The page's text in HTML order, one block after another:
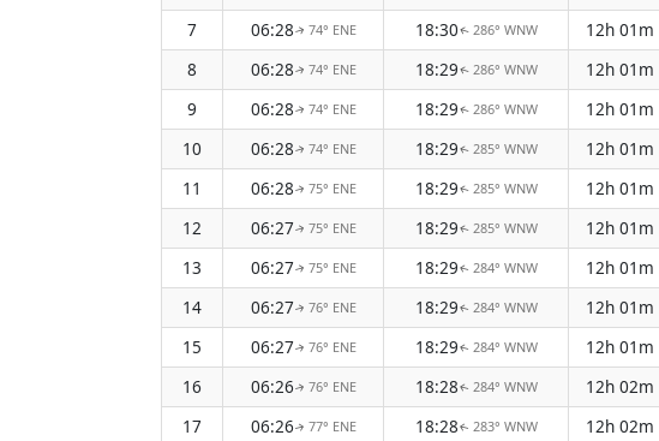
7
06:28↑ 74° ENE 18:30↑ 286° WNW 12h 01m
8
06:28↑ 74° ENE 18:29↑ 286° WNW 12h 01m
9
06:28↑ 74° ENE 18:29↑ 286° WNW 12h 01m
10
06:28↑ 74° ENE 18:29↑ 285° WNW 12h 01m
11
06:28↑ 75° ENE 18:29↑ 285° WNW 12h 01m
12
06:27↑ 75° ENE 18:29↑ 285° WNW 12h 01m
13
06:27↑ 75° ENE 18:29↑ 284° WNW 12h 01m
14
06:27↑ 76° ENE 18:29↑ 284° WNW 12h 01m
15
06:27↑ 76° ENE 18:29↑ 284° WNW 12h 01m
16
06:26↑ 76° ENE 18:28↑ 284° WNW 12h 02m
17
06:26↑ 77° ENE 18:28↑ 283° WNW 12h 02m